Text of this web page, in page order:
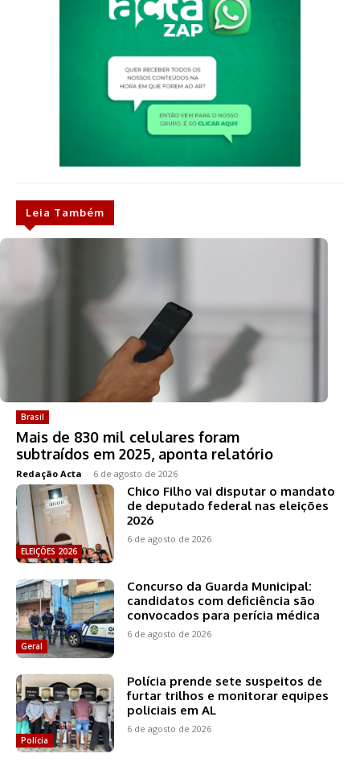
Leia Também
Brasil
Mais de 830 mil celulares foram
subtraídos em 2025, aponta relatório
Redação Acta - 6 de agosto de 2026
ELEIÇÕES 2026
Chico Filho vai disputar o mandato
de deputado federal nas eleições
2026
6 de agosto de 2026
Geral
Concurso da Guarda Municipal:
candidatos com deficiência são
convocados para perícia médica
6 de agosto de 2026
Polícia
Polícia prende sete suspeitos de
furtar trilhos e monitorar equipes
policiais em AL
6 de agosto de 2026